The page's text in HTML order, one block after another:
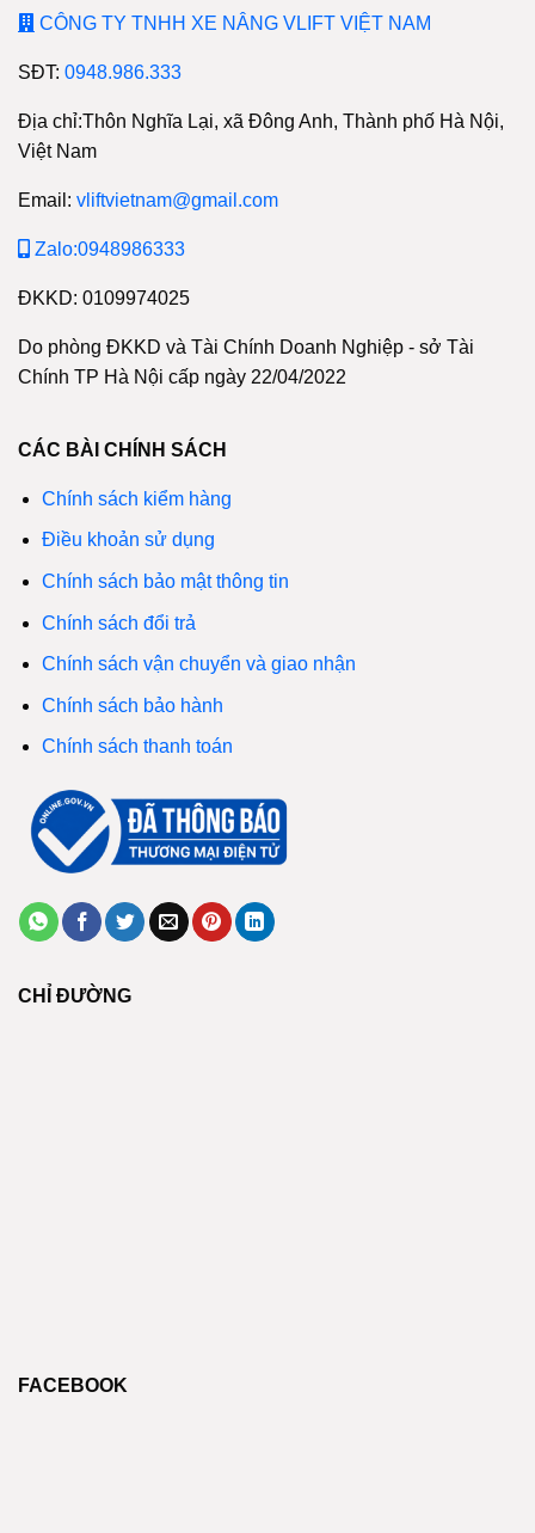
CÔNG TY TNHH XE NÂNG VLIFT VIỆT NAM
SĐT: 0948.986.333
Địa chỉ:Thôn Nghĩa Lại, xã Đông Anh, Thành phố Hà Nội,
Việt Nam
Email: vliftvietnam@gmail.com
Zalo:0948986333
ĐKKD: 0109974025
Do phòng ĐKKD và Tài Chính Doanh Nghiệp - sở Tài
Chính TP Hà Nội cấp ngày 22/04/2022
CÁC BÀI CHÍNH SÁCH
Chính sách kiểm hàng
Điều khoản sử dụng
Chính sách bảo mật thông tin
Chính sách đổi trả
Chính sách vận chuyển và giao nhận
Chính sách bảo hành
Chính sách thanh toán
CHỈ ĐƯỜNG
FACEBOOK